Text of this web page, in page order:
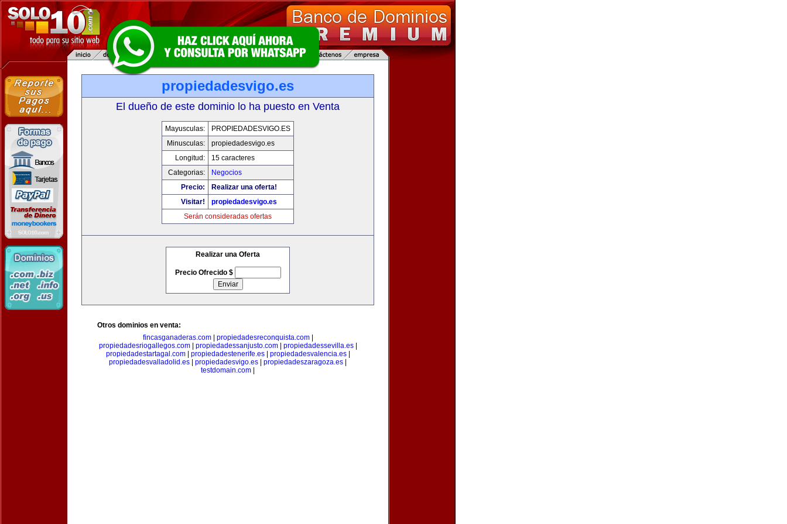
propiedadesvigo.es
El dueño de este dominio lo ha puesto en Venta
Mayusculas:
PROPIEDADESVIGO.ES
Minusculas:
propiedadesvigo.es
Longitud:
15 caracteres
Categorias:
Negocios
Precio:
Realizar una oferta!
Visitar!
propiedadesvigo.es
Serán consideradas ofertas
Realizar una Oferta
Precio Ofrecido $
Otros dominios en venta:
fincasganaderas.com| propiedadesreconquista.com|
propiedadesriogallegos.com| propiedadessanjusto.com| propiedadessevilla.es|
propiedadestartagal.com| propiedadestenerife.es| propiedadesvalencia.es|
propiedadesvalladolid.es
propiedadesvigo.es propiedadeszaragoza.es
testdomain.com